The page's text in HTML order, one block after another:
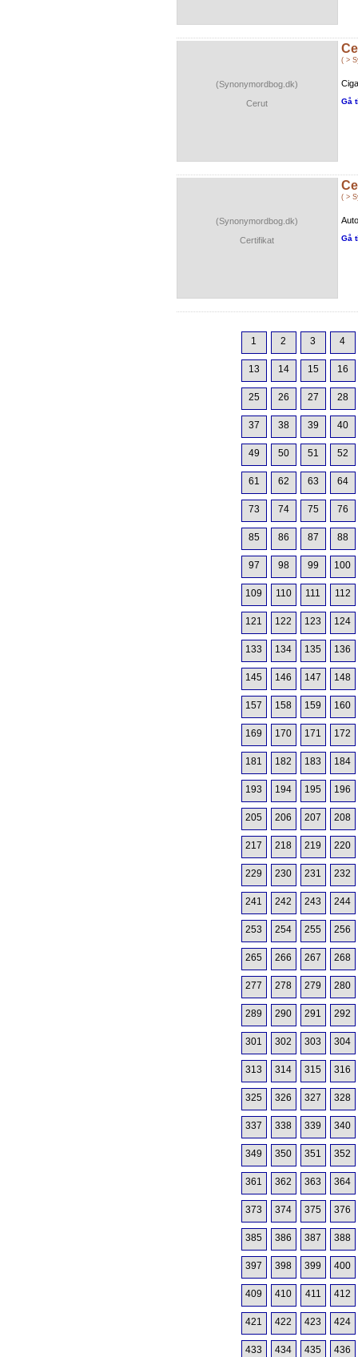
(Synonymordbog.dk)
Cerut
( >
Gå
(Synonymordbog.dk)
Certifikat
( >
Gå
1 2 3 4
13 14 15 16
25 26 27 28
37 38 39 40
49 50 51 52
61 62 63 64
73 74 75 76
85 86 87 88
97 98 99 100
109 110 111 112
121 122 123 124
133 134 135 136
145 146 147 148
157 158 159 160
169 170 171 172
181 182 183 184
193 194 195 196
205 206 207 208
217 218 219 220
229 230 231 232
241 242 243 244
253 254 255 256
265 266 267 268
277 278 279 280
289 290 291 292
301 302 303 304
313 314 315 316
325 326 327 328
337 338 339 340
349 350 351 352
361 362 363 364
373 374 375 376
385 386 387 388
397 398 399 400
409 410 411 412
421 422 423 424
433 434 435 436